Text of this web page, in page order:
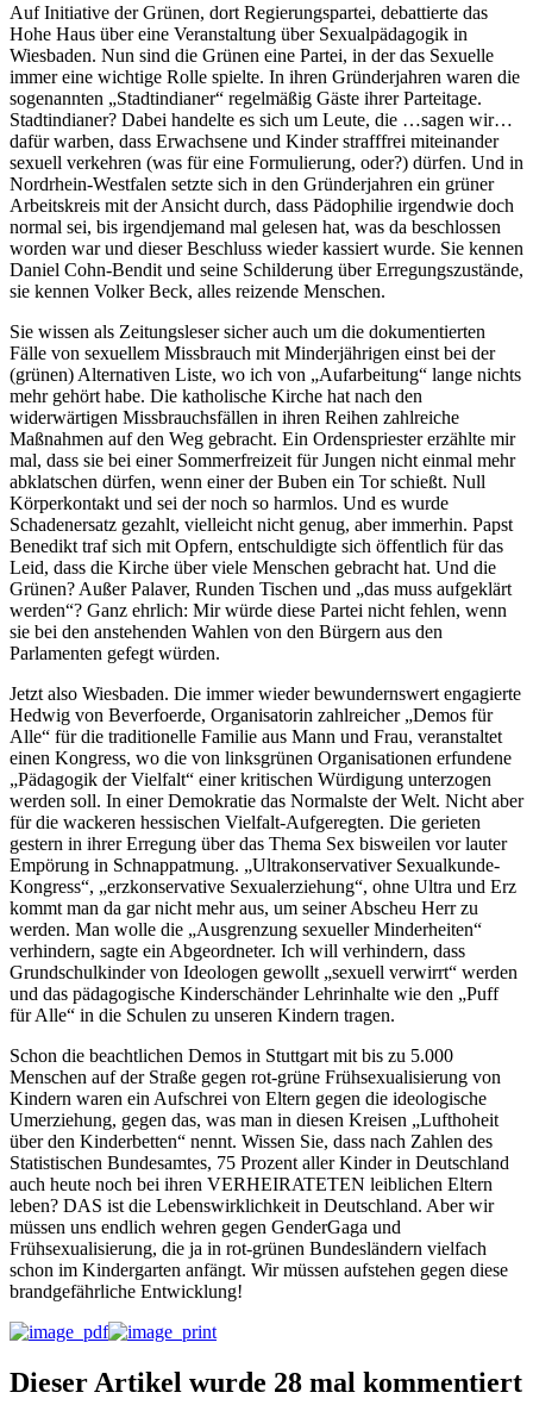
Auf Initiative der Grünen, dort Regierungspartei, debattierte das
Hohe Haus über eine Veranstaltung über Sexualpädagogik in
Wiesbaden. Nun sind die Grünen eine Partei, in der das Sexuelle
immer eine wichtige Rolle spielte. In ihren Gründerjahren waren die
sogenannten „Stadtindianer“ regelmäßig Gäste ihrer Parteitage.
Stadtindianer? Dabei handelte es sich um Leute, die …sagen wir…
dafür warben, dass Erwachsene und Kinder strafffrei miteinander
sexuell verkehren (was für eine Formulierung, oder?) dürfen. Und in
Nordrhein-Westfalen setzte sich in den Gründerjahren ein grüner
Arbeitskreis mit der Ansicht durch, dass Pädophilie irgendwie doch
normal sei, bis irgendjemand mal gelesen hat, was da beschlossen
worden war und dieser Beschluss wieder kassiert wurde. Sie kennen
Daniel Cohn-Bendit und seine Schilderung über Erregungszustände,
sie kennen Volker Beck, alles reizende Menschen.
Sie wissen als Zeitungsleser sicher auch um die dokumentierten
Fälle von sexuellem Missbrauch mit Minderjährigen einst bei der
(grünen) Alternativen Liste, wo ich von „Aufarbeitung“ lange nichts
mehr gehört habe. Die katholische Kirche hat nach den
widerwärtigen Missbrauchsfällen in ihren Reihen zahlreiche
Maßnahmen auf den Weg gebracht. Ein Ordenspriester erzählte mir
mal, dass sie bei einer Sommerfreizeit für Jungen nicht einmal mehr
abklatschen dürfen, wenn einer der Buben ein Tor schießt. Null
Körperkontakt und sei der noch so harmlos. Und es wurde
Schadenersatz gezahlt, vielleicht nicht genug, aber immerhin. Papst
Benedikt traf sich mit Opfern, entschuldigte sich öffentlich für das
Leid, dass die Kirche über viele Menschen gebracht hat. Und die
Grünen? Außer Palaver, Runden Tischen und „das muss aufgeklärt
werden“? Ganz ehrlich: Mir würde diese Partei nicht fehlen, wenn
sie bei den anstehenden Wahlen von den Bürgern aus den
Parlamenten gefegt würden.
Jetzt also Wiesbaden. Die immer wieder bewundernswert engagierte
Hedwig von Beverfoerde, Organisatorin zahlreicher „Demos für
Alle“ für die traditionelle Familie aus Mann und Frau, veranstaltet
einen Kongress, wo die von linksgrünen Organisationen erfundene
„Pädagogik der Vielfalt“ einer kritischen Würdigung unterzogen
werden soll. In einer Demokratie das Normalste der Welt. Nicht aber
für die wackeren hessischen Vielfalt-Aufgeregten. Die gerieten
gestern in ihrer Erregung über das Thema Sex bisweilen vor lauter
Empörung in Schnappatmung. „Ultrakonservativer Sexualkunde-
Kongress“, „erzkonservative Sexualerziehung“, ohne Ultra und Erz
kommt man da gar nicht mehr aus, um seiner Abscheu Herr zu
werden. Man wolle die „Ausgrenzung sexueller Minderheiten“
verhindern, sagte ein Abgeordneter. Ich will verhindern, dass
Grundschulkinder von Ideologen gewollt „sexuell verwirrt“ werden
und das pädagogische Kinderschänder Lehrinhalte wie den „Puff
für Alle“ in die Schulen zu unseren Kindern tragen.
Schon die beachtlichen Demos in Stuttgart mit bis zu 5.000
Menschen auf der Straße gegen rot-grüne Frühsexualisierung von
Kindern waren ein Aufschrei von Eltern gegen die ideologische
Umerziehung, gegen das, was man in diesen Kreisen „Lufthoheit
über den Kinderbetten“ nennt. Wissen Sie, dass nach Zahlen des
Statistischen Bundesamtes, 75 Prozent aller Kinder in Deutschland
auch heute noch bei ihren VERHEIRATETEN leiblichen Eltern
leben? DAS ist die Lebenswirklichkeit in Deutschland. Aber wir
müssen uns endlich wehren gegen GenderGaga und
Frühsexualisierung, die ja in rot-grünen Bundesländern vielfach
schon im Kindergarten anfängt. Wir müssen aufstehen gegen diese
brandgefährliche Entwicklung!
Dieser Artikel wurde 28 mal kommentiert